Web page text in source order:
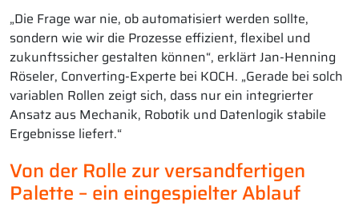
„Die Frage war nie, ob automatisiert werden sollte,
sondern wie wir die Prozesse effizient, flexibel und
zukunftssicher gestalten können“, erklärt Jan-Henning
Röseler, Converting-Experte bei KOCH. „Gerade bei solch
variablen Rollen zeigt sich, dass nur ein integrierter
Ansatz aus Mechanik, Robotik und Datenlogik stabile
Ergebnisse liefert.“
Von der Rolle zur versandfertigen
Palette – ein eingespielter Ablauf